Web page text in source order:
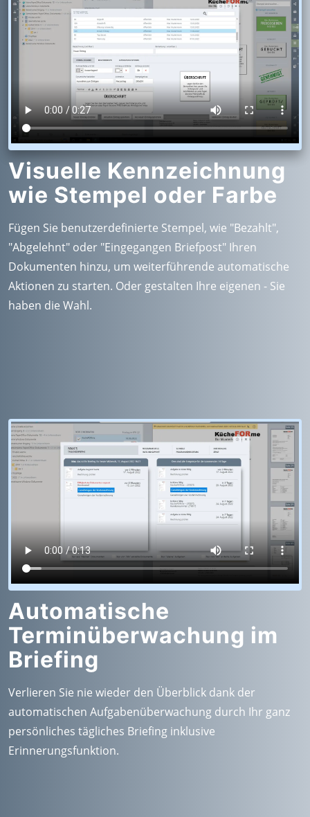
Visuelle Kennzeichnung
wie Stempel oder Farbe
Fügen Sie benutzerdefinierte Stempel, wie "Bezahlt",
"Abgelehnt" oder "Eingegangen Briefpost" Ihren
Dokumenten hinzu, um weiterführende automatische
Aktionen zu starten. Oder gestalten Ihre eigenen - Sie
haben die Wahl.
Automatische
Terminüberwachung im
Briefing
Verlieren Sie nie wieder den Überblick dank der
automatischen Aufgabenüberwachung durch Ihr ganz
persönliches tägliches Briefing inklusive
Erinnerungsfunktion.